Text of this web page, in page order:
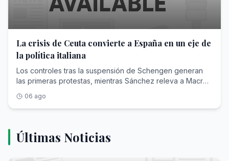
La crisis de Ceuta convierte a España en un eje de
la política italiana
Los controles tras la suspensión de Schengen generan
las primeras protestas, mientras Sánchez releva a Macron
06 ago
Últimas Noticias